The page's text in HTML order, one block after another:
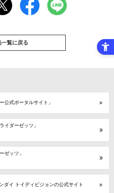
一覧に戻る
公式ポータルサイト」
イダーゼッツ」
ゼッツ」
ダイ トイディビジョンの公式サイト